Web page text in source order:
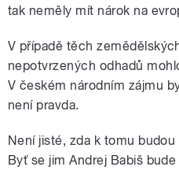
tak neměly mít nárok na
V případě těch
nepotvrzených odhadů
V českém národním zájmu
není pravda.
Není jisté, zda k tomu
Byť se jim Andrej Babiš